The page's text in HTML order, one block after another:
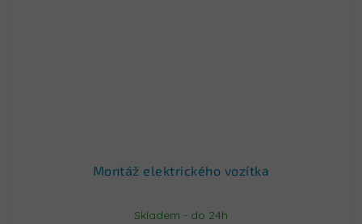
Montáž elektrického vozítka
Skladem - do 24h